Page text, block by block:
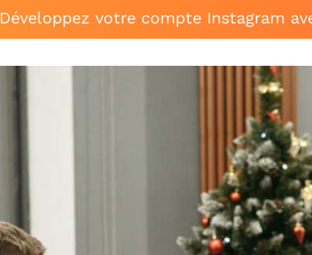
Développez votre compte Instagram